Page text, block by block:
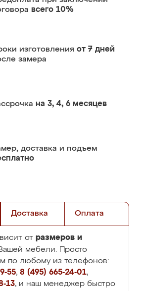
всего 10%
изготовления от 7 дней
замера
на 3, 4, 6 месяцев
доставка и подъем
Доставка Оплата
от размеров и
мебели. Просто
по любому из телефонов:
55, 8 (495) 665-24-01,
13, и наш менеджер быстро